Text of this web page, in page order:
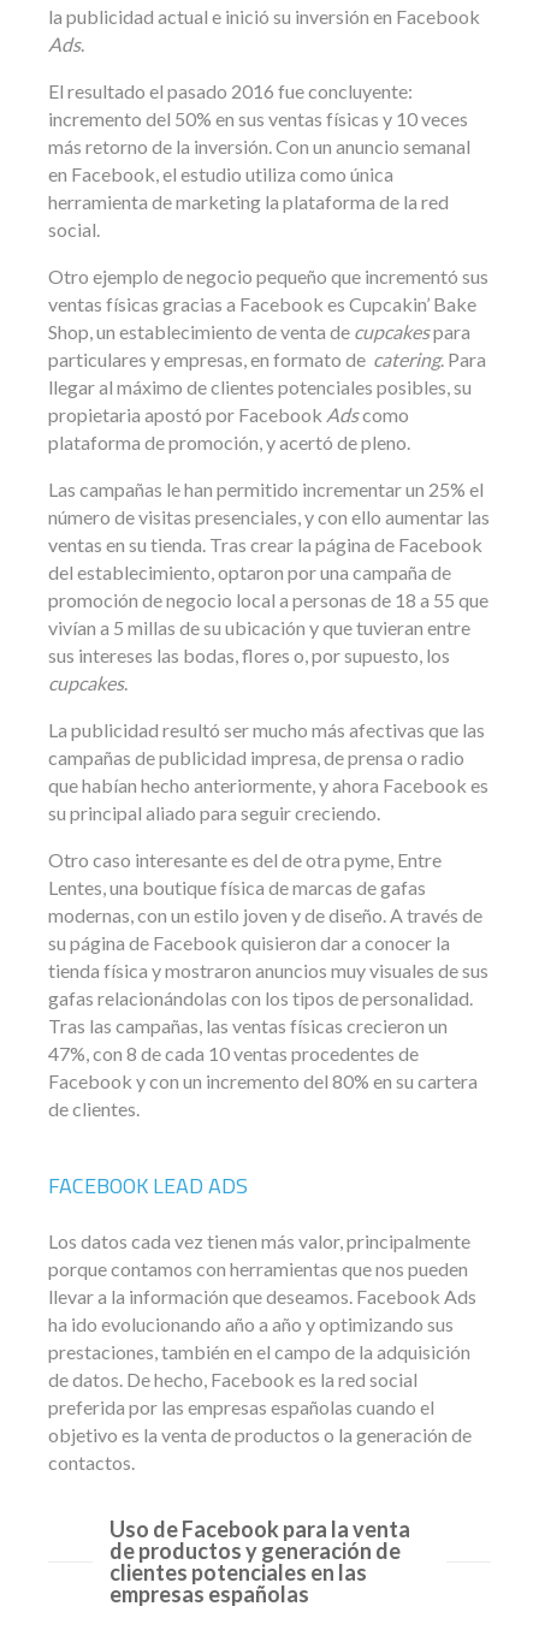
la publicidad actual e inició su inversión en Facebook
Ads.
El resultado el pasado 2016 fue concluyente:
incremento del 50% en sus ventas físicas y 10 veces
más retorno de la inversión. Con un anuncio semanal
en Facebook, el estudio utiliza como única
herramienta de marketing la plataforma de la red
social.
Otro ejemplo de negocio pequeño que incrementó sus
ventas físicas gracias a Facebook es Cupcakin’ Bake
Shop, un establecimiento de venta de cupcakespara
particulares y empresas, en formato de catering. Para
llegar al máximo de clientes potenciales posibles, su
propietaria apostó por Facebook Adscomo
plataforma de promoción, y acertó de pleno.
Las campañas le han permitido incrementar un 25% el
número de visitas presenciales, y con ello aumentar las
ventas en su tienda. Tras crear la página de Facebook
del establecimiento, optaron por una campaña de
promoción de negocio local a personas de 18 a 55 que
vivían a 5 millas de su ubicación y que tuvieran entre
sus intereses las bodas, flores o, por supuesto, los
cupcakes.
La publicidad resultó ser mucho más afectivas que las
campañas de publicidad impresa, de prensa o radio
que habían hecho anteriormente, y ahora Facebook es
su principal aliado para seguir creciendo.
Otro caso interesante es del de otra pyme, Entre
Lentes, una boutique física de marcas de gafas
modernas, con un estilo joven y de diseño. A través de
su página de Facebook quisieron dar a conocer la
tienda física y mostraron anuncios muy visuales de sus
gafas relacionándolas con los tipos de personalidad.
Tras las campañas, las ventas físicas crecieron un
47%, con 8 de cada 10 ventas procedentes de
Facebook y con un incremento del 80% en su cartera
de clientes.
FACEBOOK LEAD ADS
Los datos cada vez tienen más valor, principalmente
porque contamos con herramientas que nos pueden
llevar a la información que deseamos. Facebook Ads
ha ido evolucionando año a año y optimizando sus
prestaciones, también en el campo de la adquisición
de datos. De hecho, Facebook es la red social
preferida por las empresas españolas cuando el
objetivo es la venta de productos o la generación de
contactos.
Uso de Facebook para la venta
de productos y generación de
clientes potenciales en las
empresas españolas